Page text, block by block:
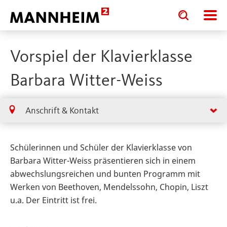
Toggle
search
input
Toggle
search
input
Vorspiel der Klavierklasse
Barbara Witter-Weiss
Anschrift & Kontakt
Schülerinnen und Schüler der Klavierklasse von
Barbara Witter-Weiss präsentieren sich in einem
abwechslungsreichen und bunten Programm mit
Werken von Beethoven, Mendelssohn, Chopin, Liszt
u.a. Der Eintritt ist frei.